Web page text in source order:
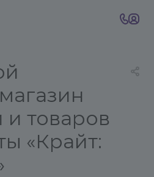
и товаров
«Крайт: